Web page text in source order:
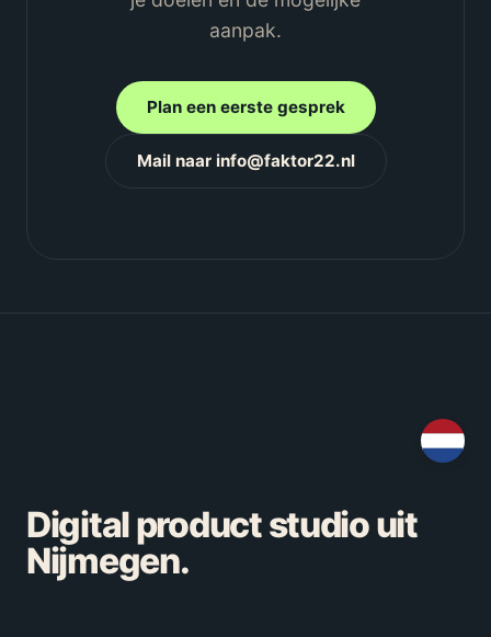
aanpak.
Plan een eerste gesprek
Mail naar info@faktor22.nl
Digital product studio uit
Nijmegen.